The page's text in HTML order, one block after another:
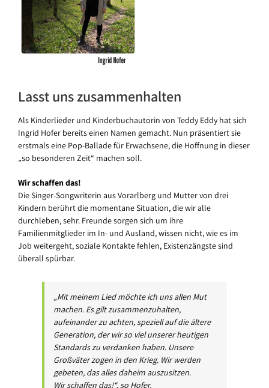
Lasst uns zusammenhalten
Als Kinderlieder und Kinderbuchautorin von Teddy Eddy hat sich
Ingrid Hofer bereits einen Namen gemacht. Nun präsentiert sie
erstmals eine Pop-Ballade für Erwachsene, die Hoffnung in dieser
„so besonderen Zeit“ machen soll.
Wir schaffen das!
Die Singer-Songwriterin aus Vorarlberg und Mutter von drei
Kindern berührt die momentane Situation, die wir alle
durchleben, sehr. Freunde sorgen sich um ihre
Familienmitglieder im In- und Ausland, wissen nicht, wie es im
Job weitergeht, soziale Kontakte fehlen, Existenzängste sind
überall spürbar.
„Mit meinem Lied möchte ich uns allen Mut
machen. Es gilt zusammenzuhalten,
aufeinander zu achten, speziell auf die ältere
Generation, der wir so viel unserer heutigen
Standards zu verdanken haben. Unsere
Großväter zogen in den Krieg. Wir werden
gebeten, das alles daheim auszusitzen.
Wir schaffen das!“, so Hofer.